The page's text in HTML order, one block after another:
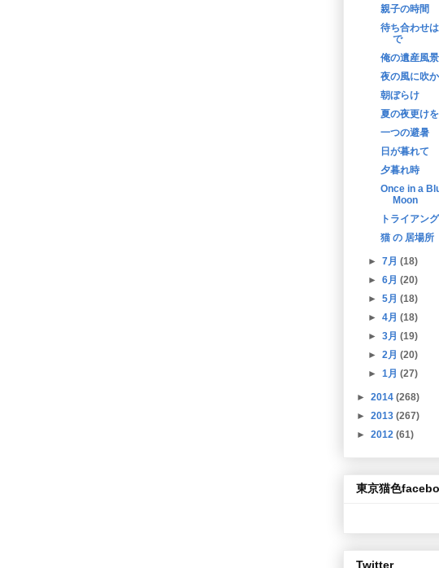
親子の時間
待ち合わせ
で
俺の遺産風景
夜の風に吹
朝ぼらけ
夏の夜更けを
一つの避暑
日が暮れて
夕暮れ時
Once in a
Moon
トライアン
猫 の 居場所
►7月(18)
►6月(20)
►5月(18)
►4月(18)
►3月(19)
►2月(20)
►1月(27)
► 2014 (268)
► 2013 (267)
► 2012 (61)
東京猫色
Twitter